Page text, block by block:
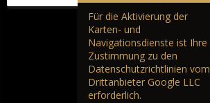
Für die Aktivierung der
Karten- und
Navigationsdienste ist Ihre
Zustimmung zu den
Datenschutzrichtlinien vom
Drittanbieter Google LLC
erforderlich.